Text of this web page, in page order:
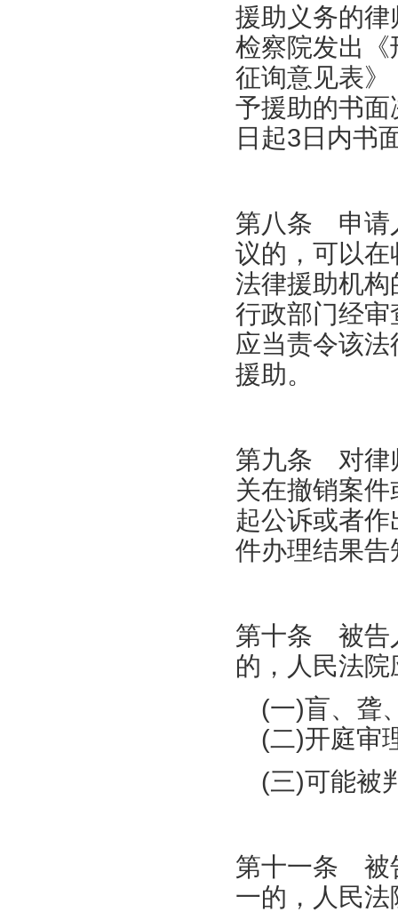
援助义务的
检察院发出
征询意见表
予援助的书
日起3日内书
第八条 申请
议的，可以
法律援助机
行政部门经
应当责令该
援助。
第九条 对律
关在撤销案
起公诉或者
件办理结果
第十条 被告
的，人民法
(一)盲、聋
(二)开庭审
(三)可能被
第十一条 被
一的，人民